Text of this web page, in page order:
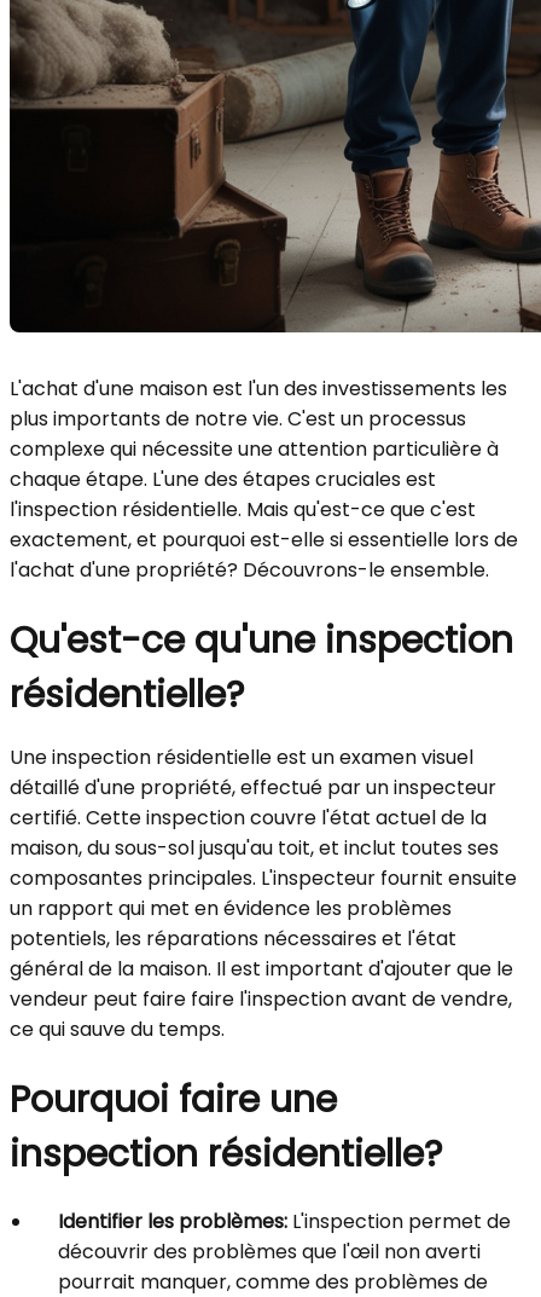
L'achat d'une maison est l'un des investissements les
plus importants de notre vie. C'est un processus
complexe qui nécessite une attention particulière à
chaque étape. L'une des étapes cruciales est
l'inspection résidentielle. Mais qu'est-ce que c'est
exactement, et pourquoi est-elle si essentielle lors de
l'achat d'une propriété? Découvrons-le ensemble.
Qu'est-ce qu'une inspection
résidentielle?
Une inspection résidentielle est un examen visuel
détaillé d'une propriété, effectué par un inspecteur
certifié. Cette inspection couvre l'état actuel de la
maison, du sous-sol jusqu'au toit, et inclut toutes ses
composantes principales. L'inspecteur fournit ensuite
un rapport qui met en évidence les problèmes
potentiels, les réparations nécessaires et l'état
général de la maison. Il est important d'ajouter que le
vendeur peut faire faire l'inspection avant de vendre,
ce qui sauve du temps.
Pourquoi faire une
inspection résidentielle?
Identifier les problèmes: L'inspection permet de
découvrir des problèmes que l'œil non averti
pourrait manquer, comme des problèmes de